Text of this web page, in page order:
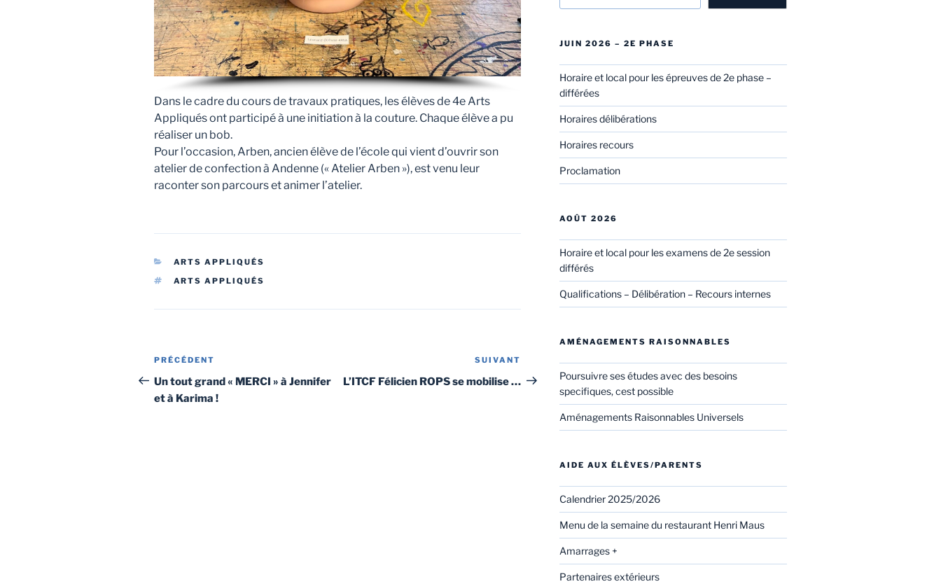
Dans le cadre du cours de travaux pratiques, les élèves de 4e Arts
Appliqués ont participé à une initiation à la couture. Chaque élève a pu
réaliser un bob.
Pour l’occasion, Arben, ancien élève de l’école qui vient d’ouvrir son
atelier de confection à Andenne (« Atelier Arben »), est venu leur
raconter son parcours et animer l’atelier.
CATÉGORIES
ARTS APPLIQUÉS
ÉTIQUETTES
ARTS APPLIQUÉS
Navigation
de
l’article
Article
précédent
PRÉCÉDENT
Un tout grand « MERCI » à Jennifer
et à Karima !
suivant
SUIVANT
L’ITCF Félicien ROPS se mobilise …
JUIN 2026 – 2E PHASE
Horaire et local pour les épreuves de 2e phase –
différées
Horaires délibérations
Horaires recours
Proclamation
AOÛT 2026
Horaire et local pour les examens de 2e session
différés
Qualifications – Délibération – Recours internes
AMÉNAGEMENTS RAISONNABLES
Poursuivre ses études avec des besoins
specifiques, cest possible
Aménagements Raisonnables Universels
AIDE AUX ÉLÈVES/PARENTS
Calendrier 2025/2026
Menu de la semaine du restaurant Henri Maus
Amarrages +
Partenaires extérieurs